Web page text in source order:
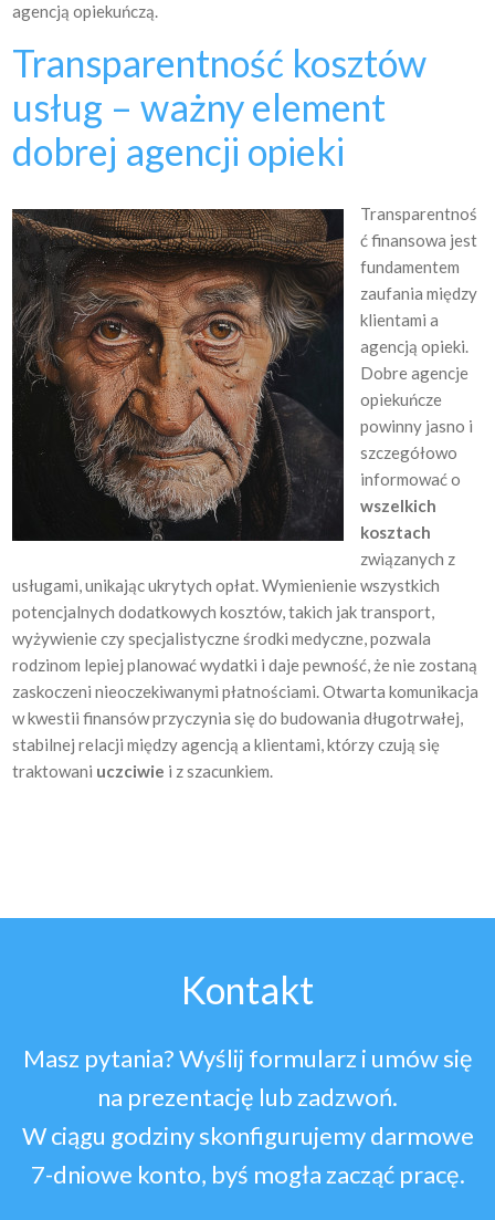
agencją opiekuńczą.
Transparentność kosztów
usług – ważny element
dobrej agencji opieki
Transparentnoś
ć finansowa jest
fundamentem
zaufania między
klientami a
agencją opieki.
Dobre agencje
opiekuńcze
powinny jasno i
szczegółowo
informować o
wszelkich
kosztach
związanych z
usługami, unikając ukrytych opłat. Wymienienie wszystkich
potencjalnych dodatkowych kosztów, takich jak transport,
wyżywienie czy specjalistyczne środki medyczne, pozwala
rodzinom lepiej planować wydatki i daje pewność, że nie zostaną
zaskoczeni nieoczekiwanymi płatnościami. Otwarta komunikacja
w kwestii finansów przyczynia się do budowania długotrwałej,
stabilnej relacji między agencją a klientami, którzy czują się
traktowani uczciwie i z szacunkiem.
Kontakt
Masz pytania? Wyślij formularz i umów się
na prezentację lub zadzwoń.
W ciągu godziny skonfigurujemy darmowe
7-dniowe konto, byś mogła zacząć pracę.